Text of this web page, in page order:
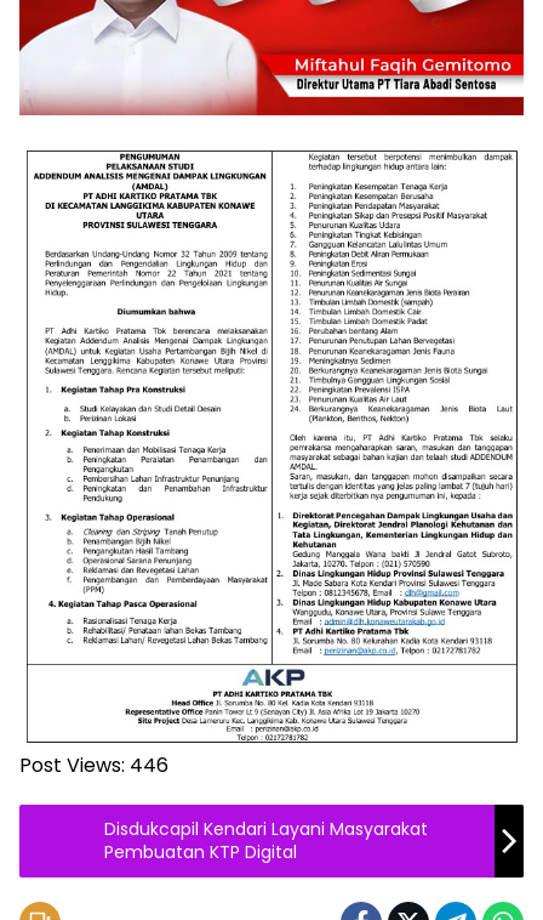
Post Views: 446
Disdukcapil Kendari Layani Masyarakat
Pembuatan KTP Digital